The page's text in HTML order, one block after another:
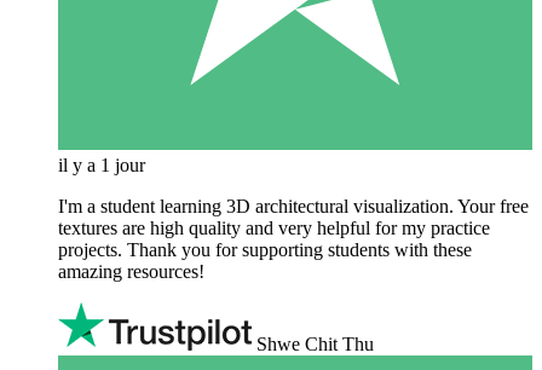
il y a 1 jour
I'm a student learning 3D architectural visualization. Your free
textures are high quality and very helpful for my practice
projects. Thank you for supporting students with these
amazing resources!
Shwe Chit Thu